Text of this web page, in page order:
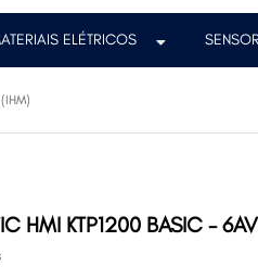
ELÉTRICOS
HMI KTP1200 BASIC -